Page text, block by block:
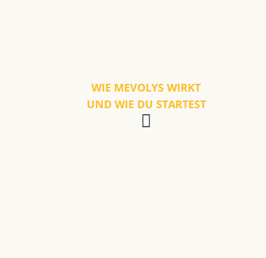
WIE MEVOLYS WIRKT
UND WIE DU STARTEST